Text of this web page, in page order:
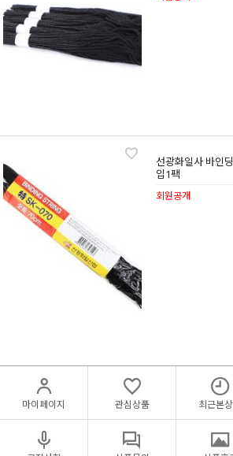
선광화일사 바인
입1팩
회원공개
마이페이지 관심상품 최근본